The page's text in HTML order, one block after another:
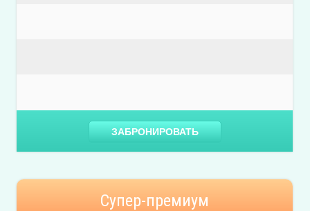
ЗАБРОНИРОВАТЬ
Супер-премиум